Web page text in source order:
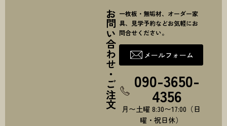
お問い合わせ・ご注文 一枚板・無垢材、オーダー家
具、見学予約などお気軽にお
問合せください。
メールフォーム
090-3650-
4356
月〜土曜 8:30〜17:00（日
曜・祝日休）